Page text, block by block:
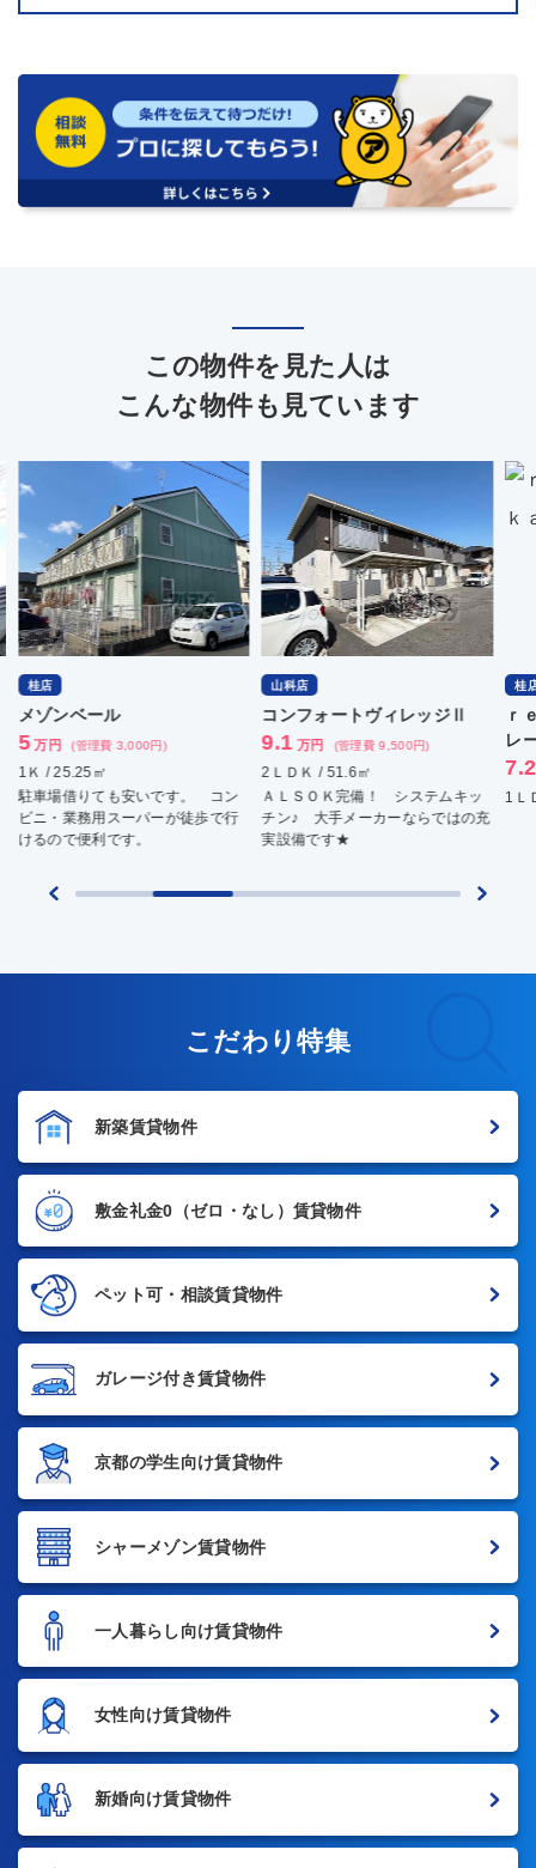
この物件を見た人は
こんな物件も見ています
桂店
メゾンベール
5 万円 (管理費 3,000円)
1Ｋ / 25.25㎡
駐車場借りても安いです。 コン
ビニ・業務用スーパーが徒歩で行
けるので便利です。
山科店
コンフォートヴィレッジⅡ
9.1 万円 (管理費 9,500円)
2ＬＤＫ / 51.6㎡
ＡＬＳＯＫ完備！ システムキッ
チン♪ 大手メーカーならではの充
実設備です★
桂
ｒ
レ
7.2
1Ｌ
こだわり特集
新築賃貸物件
敷金礼金0 （ゼロ・なし）賃貸物件
ペット可・相談賃貸物件
ガレージ付き賃貸物件
京都の学生向け賃貸物件
シャーメゾン賃貸物件
一人暮らし向け賃貸物件
女性向け賃貸物件
新婚向け賃貸物件